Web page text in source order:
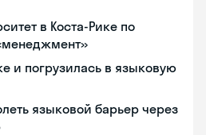
в Коста‑Рике по
и погрузилась в языковую
языковой барьер через